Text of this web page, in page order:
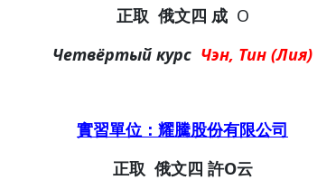
正取 俄文四 成 O
Четвёртый курс Чэн, Тин (Лия)
實習單位：耀騰股份有限公司
正取 俄文四 許O云